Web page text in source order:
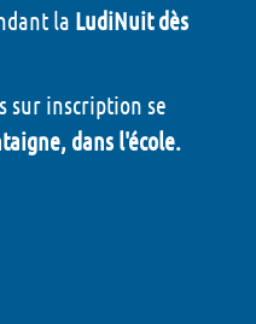
la LudiNuit dès
sur inscription se
dans l'école.